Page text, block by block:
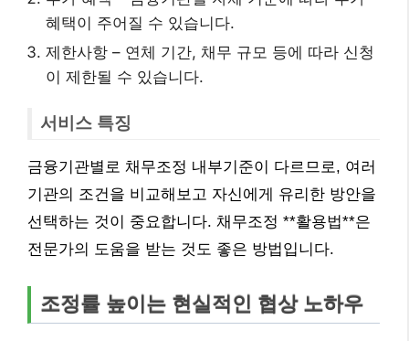
혜택이 주어질 수 있습니다.
제한사항 – 연체 기간, 채무 규모 등에 따라 신청
이 제한될 수 있습니다.
서비스 특징
금융기관별로 채무조정 내부기준이 다르므로, 여러
기관의 조건을 비교해보고 자신에게 유리한 방안을
선택하는 것이 중요합니다. 채무조정 **활용법**은
전문가의 도움을 받는 것도 좋은 방법입니다.
조정률 높이는 현실적인 협상 노하우